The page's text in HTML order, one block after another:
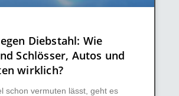
Diebstahl: Wie
Schlösser, Autos und
wirklich?
schon vermuten lässt, geht es